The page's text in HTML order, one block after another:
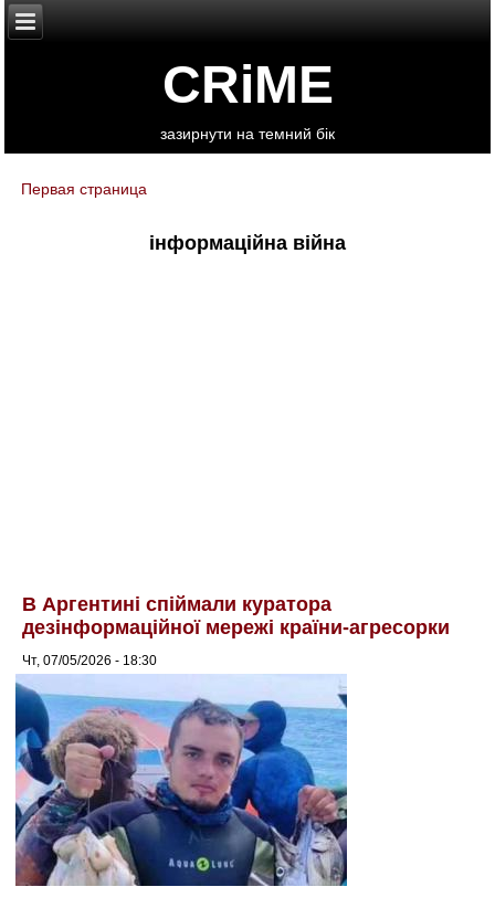
CRiME
зазирнути на темний бік
You are here
Первая страница
інформаційна війна
В Аргентині спіймали куратора
дезінформаційної мережі країни-агресорки
Чт, 07/05/2026 - 18:30